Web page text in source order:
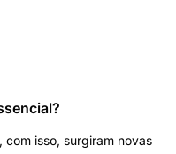
isso, surgiram novas